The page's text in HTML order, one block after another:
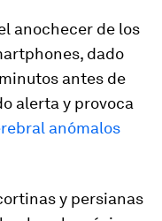
anochecer de los
dado
antes de
alerta y provoca
anómalos
y persianas